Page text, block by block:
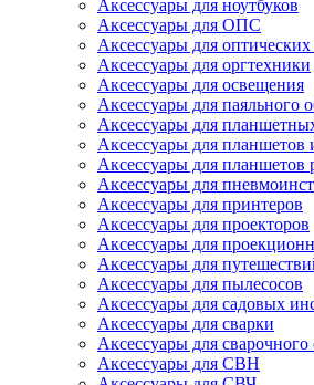
Аксессуары для ноутбуков
Аксессуары для ОПС
Аксессуары для
Аксессуары для оргтехники
Аксессуары для освещения
Аксессуары для паяльного
Аксессуары для
Аксессуары для планшетов
Аксессуары для планшетов
Аксессуары для
Аксессуары для принтеров
Аксессуары для проекторов
Аксессуары для
Аксессуары для
Аксессуары для пылесосов
Аксессуары для садовых
Аксессуары для сварки
Аксессуары для сварочного
Аксессуары для СВН